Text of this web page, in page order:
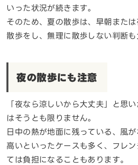
いった状況が続きます。
そのため、夏の散歩は、早朝また
散歩をし、無理に散歩しない判断も
夜の散歩にも注意
「夜なら涼しいから大丈夫」と思
はそうとも限りません。
日中の熱が地面に残っている、風
高いといったケースも多く、フレ
ては負担になることもあります。